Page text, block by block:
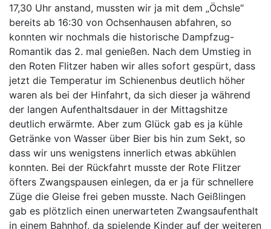
17,30 Uhr anstand, mussten wir ja mit dem „Öchsle“
bereits ab 16:30 von Ochsenhausen abfahren, so
konnten wir nochmals die historische Dampfzug-
Romantik das 2. mal genießen. Nach dem Umstieg in
den Roten Flitzer haben wir alles sofort gespürt, dass
jetzt die Temperatur im Schienenbus deutlich höher
waren als bei der Hinfahrt, da sich dieser ja während
der langen Aufenthaltsdauer in der Mittagshitze
deutlich erwärmte. Aber zum Glück gab es ja kühle
Getränke von Wasser über Bier bis hin zum Sekt, so
dass wir uns wenigstens innerlich etwas abkühlen
konnten. Bei der Rückfahrt musste der Rote Flitzer
öfters Zwangspausen einlegen, da er ja für schnellere
Züge die Gleise frei geben musste. Nach Geißlingen
gab es plötzlich einen unerwarteten Zwangsaufenthalt
in einem Bahnhof, da spielende Kinder auf der weiteren